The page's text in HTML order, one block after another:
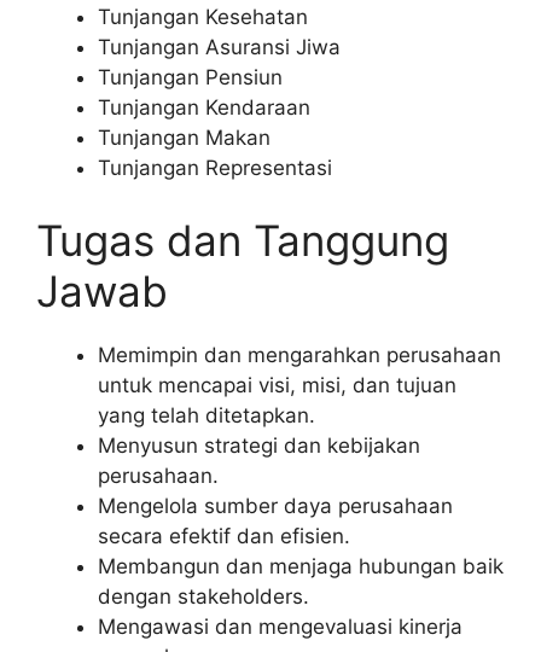
Tunjangan Kesehatan
Tunjangan Asuransi Jiwa
Tunjangan Pensiun
Tunjangan Kendaraan
Tunjangan Makan
Tunjangan Representasi
Tugas dan Tanggung
Jawab
Memimpin dan mengarahkan perusahaan
untuk mencapai visi, misi, dan tujuan
yang telah ditetapkan.
Menyusun strategi dan kebijakan
perusahaan.
Mengelola sumber daya perusahaan
secara efektif dan efisien.
Membangun dan menjaga hubungan baik
dengan stakeholders.
Mengawasi dan mengevaluasi kinerja